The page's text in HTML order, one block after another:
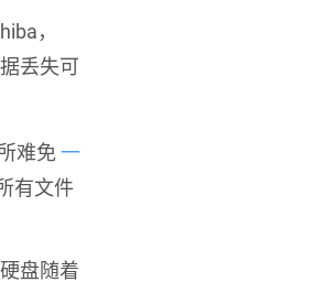
，
丢失可
难免一
有文件
盘随着